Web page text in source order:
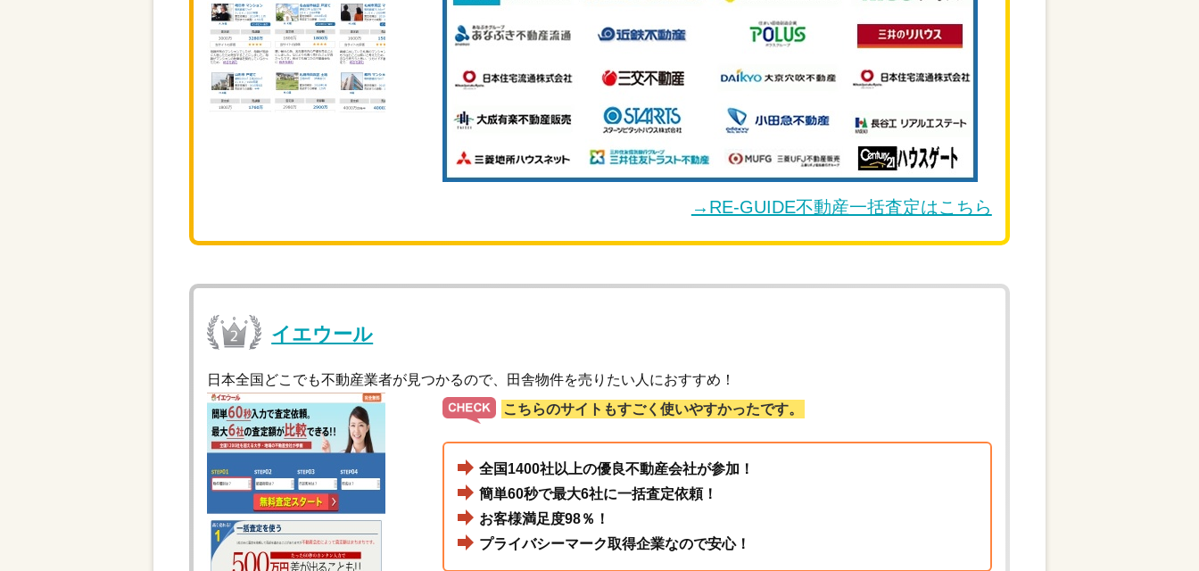
→RE-GUIDE不動産一括査定はこちら
イエウール
日本全国どこでも不動産業者が見つかるので、田舎物件を売りたい人におすすめ！
こちらのサイトもすごく使いやすかったです。
全国1400社以上の優良不動産会社が参加！
簡単60秒で最大6社に一括査定依頼！
お客様満足度98％！
プライバシーマーク取得企業なので安心！